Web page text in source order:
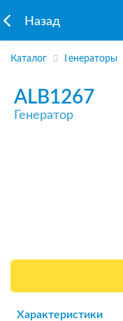
Назад
Каталог Генераторы
ALB1267
Генератор
Характеристики